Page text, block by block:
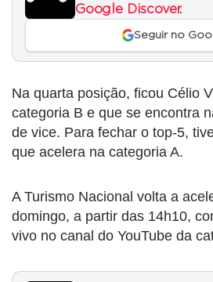
Google Discover.
Seguir no
Na quarta posição, ficou Célio
categoria B e que se encontra
de vice. Para fechar o top-5,
que acelera na categoria A.
A Turismo Nacional volta a
domingo, a partir das 14h10,
vivo no canal do YouTube da